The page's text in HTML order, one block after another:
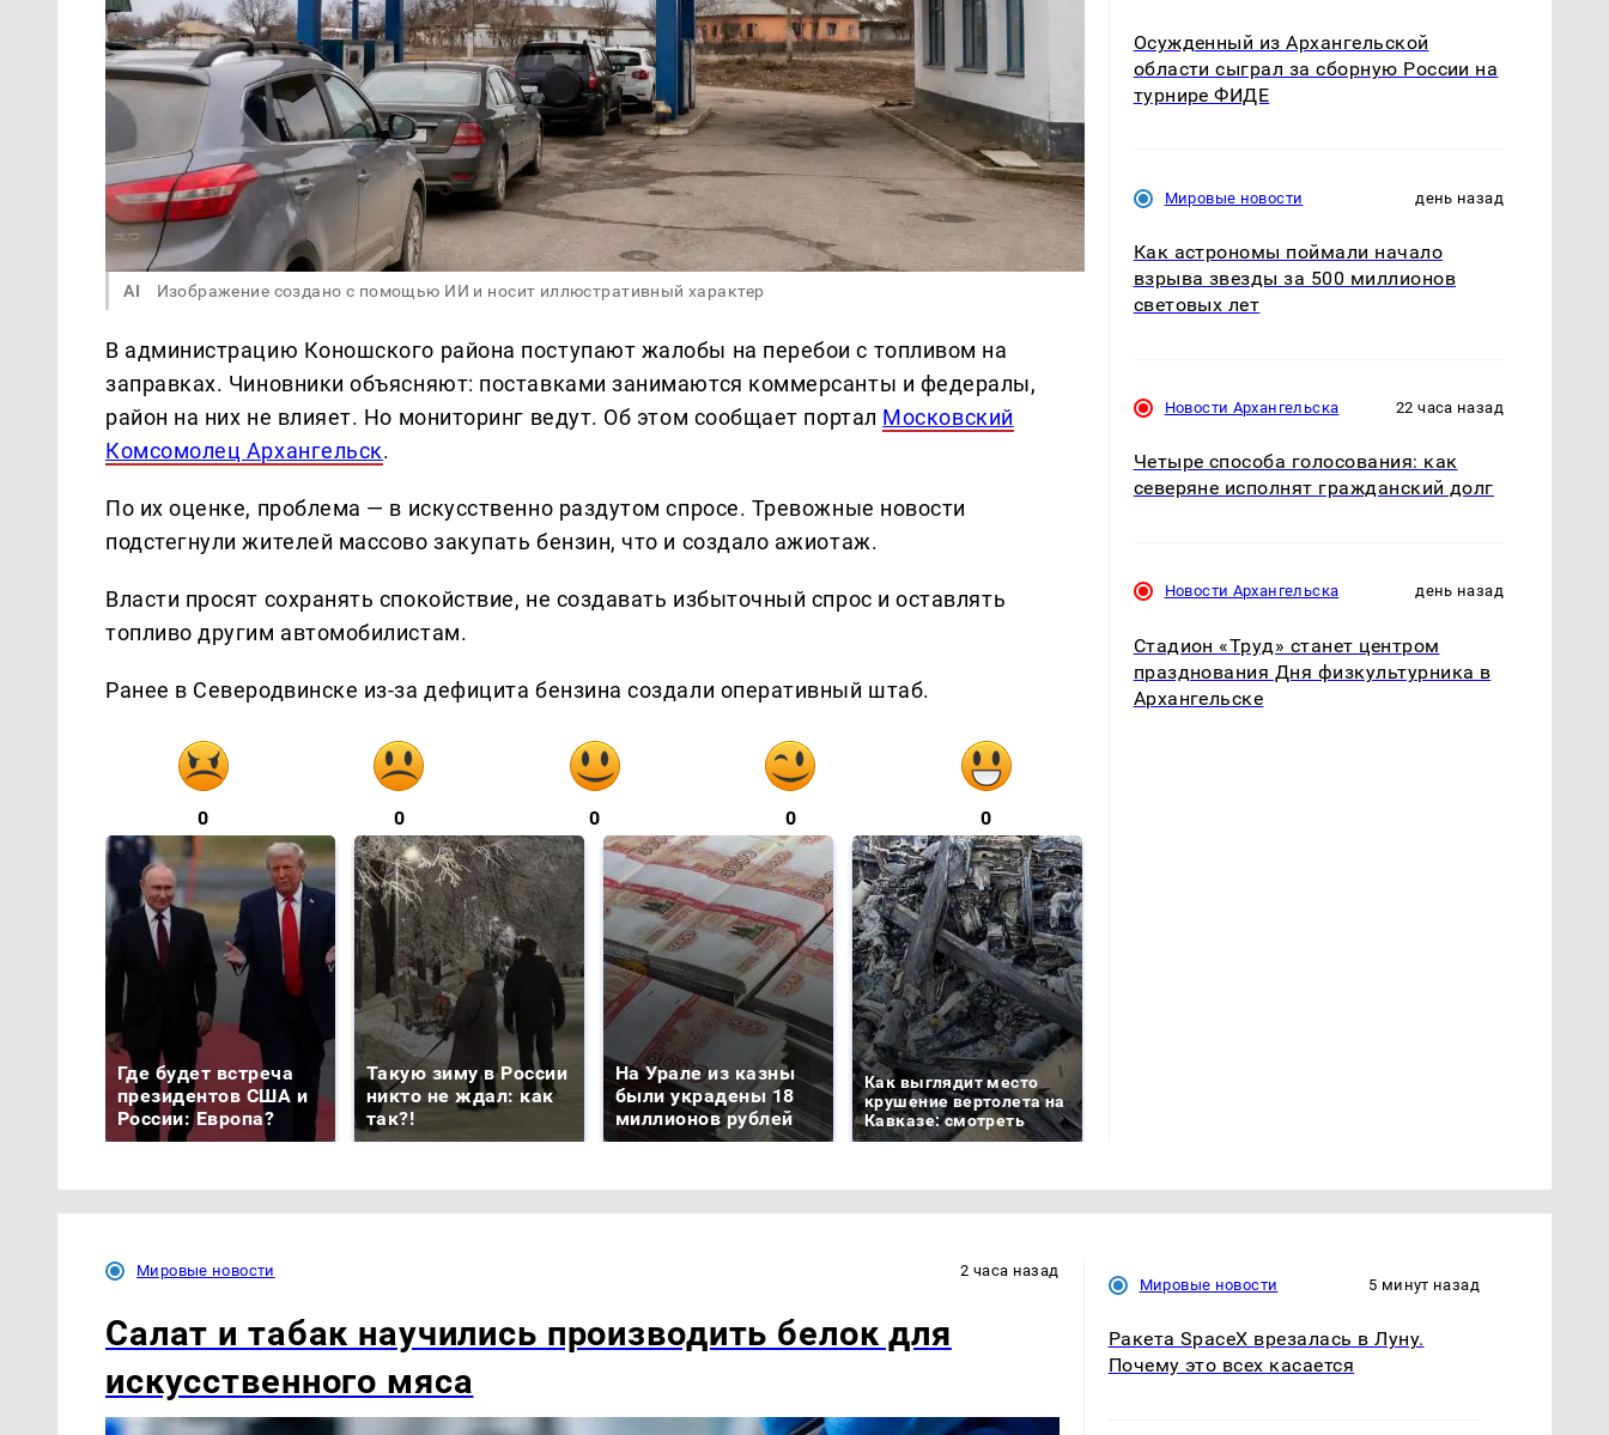
AI Изображение создано с помощью ИИ и носит иллюстративный характер
В администрацию Коношского района поступают жалобы на перебои с топливом на
заправках. Чиновники объясняют: поставками занимаются коммерсанты и федералы,
район на них не влияет. Но мониторинг ведут. Об этом сообщает портал Московский
Комсомолец Архангельск.
По их оценке, проблема — в искусственно раздутом спросе. Тревожные новости
подстегнули жителей массово закупать бензин, что и создало ажиотаж.
Власти просят сохранять спокойствие, не создавать избыточный спрос и оставлять
топливо другим автомобилистам.
Ранее в Северодвинске из-за дефицита бензина создали оперативный штаб.
0 0 0 0 0
Где будет встреча
президентов США и
России: Европа?
Такую зиму в России
никто не ждал: как
так?!
На Урале из казны
были украдены 18
миллионов рублей
Как выглядит место
крушение вертолета на
Кавказе: смотреть
Осужденный из Архангельской
области сыграл за сборную России на
турнире ФИДЕ
Мировые новости день назад
Как астрономы поймали начало
взрыва звезды за 500 миллионов
световых лет
Новости Архангельска 22 часа назад
Четыре способа голосования: как
северяне исполнят гражданский долг
Новости Архангельска день назад
Стадион «Труд» станет центром
празднования Дня физкультурника в
Архангельске
Мировые новости 2 часа назад
Салат и табак научились производить белок для
искусственного мяса
Мировые новости 5 минут назад
Ракета SpaceX врезалась в Луну.
Почему это всех касается